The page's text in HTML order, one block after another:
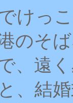
けっ
のそ
、遠
、結